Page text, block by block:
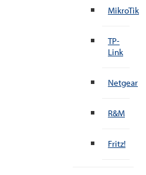
MikroTik
TP-
Link
Netgear
R&M
Fritz!